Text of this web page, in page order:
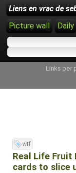
Liens en vrac de
Picture wall
Daily
Links per
wtf
Real Life Fruit
cards to slice